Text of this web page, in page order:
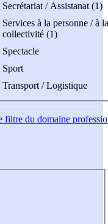
Secrétariat / Assistanat (1)
Services à la personne / à la
collectivité (1)
Spectacle
Sport
Transport / Logistique
filtre du domaine